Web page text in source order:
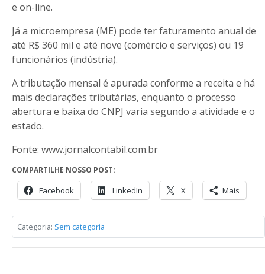
e on-line.
Já a microempresa (ME) pode ter faturamento anual de
até R$ 360 mil e até nove (comércio e serviços) ou 19
funcionários (indústria).
A tributação mensal é apurada conforme a receita e há
mais declarações tributárias, enquanto o processo
abertura e baixa do CNPJ varia segundo a atividade e o
estado.
Fonte: www.jornalcontabil.com.br
COMPARTILHE NOSSO POST:
Facebook LinkedIn X Mais
Categoria: Sem categoria